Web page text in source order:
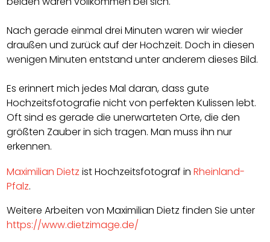
Nach gerade einmal drei Minuten waren wir wieder
draußen und zurück auf der Hochzeit. Doch in diesen
wenigen Minuten entstand unter anderem dieses Bild.
Es erinnert mich jedes Mal daran, dass gute
Hochzeitsfotografie nicht von perfekten Kulissen lebt.
Oft sind es gerade die unerwarteten Orte, die den
größten Zauber in sich tragen. Man muss ihn nur
erkennen.
Maximilian Dietz ist Hochzeitsfotograf in Rheinland-
Pfalz.
Weitere Arbeiten von Maximilian Dietz finden Sie unter
https://www.dietzimage.de/